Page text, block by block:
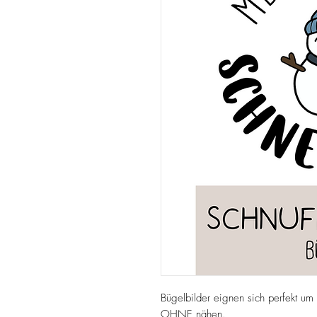
Bügelbilder eignen sich perfekt